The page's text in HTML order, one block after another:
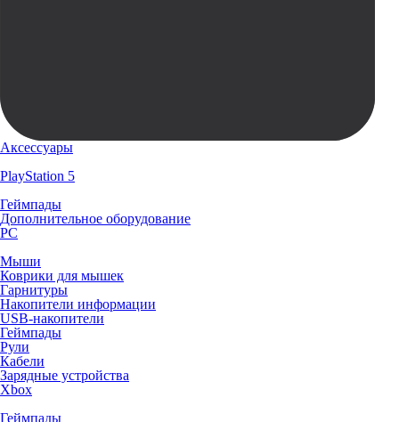
Аксессуары
PlayStation 5
Геймпады
Дополнительное оборудование
PC
Мыши
Коврики для мышек
Гарнитуры
Накопители информации
USB-накопители
Геймпады
Рули
Кабели
Зарядные устройства
Xbox
Геймпады